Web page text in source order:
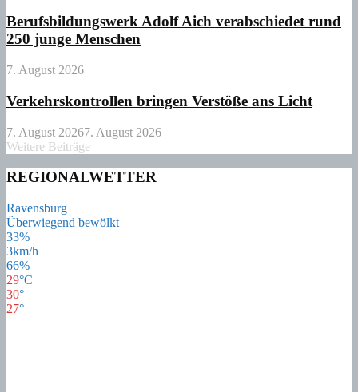
Berufsbildungswerk Adolf Aich verabschiedet rund
250 junge Menschen
7. August 2026
Verkehrskontrollen bringen Verstöße ans Licht
7. August 20267. August 2026
Weitere Beiträge
REGIONALWETTER
Ravensburg
Überwiegend bewölkt
33%
3km/h
66%
29°C
30°
27°